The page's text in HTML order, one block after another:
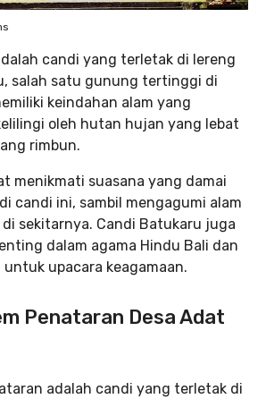
candi yang terletak di lereng
salah satu gunung tertinggi di
keindahan alam yang
oleh hutan hujan yang lebat
rimbun.
menikmati suasana yang damai
candi ini, sambil mengagumi alam
sekitarnya. Candi Batukaru juga
dalam agama Hindu Bali dan
upacara keagamaan.
Penataran Desa Adat
adalah candi yang terletak di